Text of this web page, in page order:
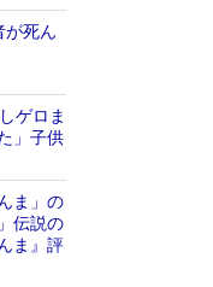
死ん
ゲロま
」子供
ま」の
伝説の
ま』評